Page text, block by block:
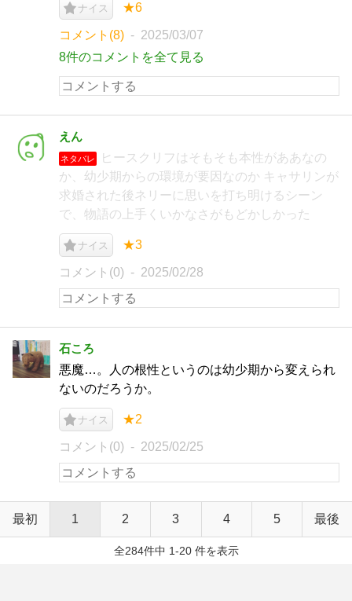
ナイス ★6
コメント(8)
2025/03/07
8件のコメントを全て見る
えん
ネタバレ
ヒースクリフはそもそも本性がああなの
か、幼少期からの環境が要因なのか キャサリンが
求婚された後ネリーに思いを打ち明けるシーン
で、物語の上手くいかなさがもどかしかった
ナイス ★3
コメント(0) 2025/02/28
石ころ
悪魔…。人の根性というのは幼少期から変えられ
ないのだろうか。
ナイス ★2
コメント(0) 2025/02/25
最初 1 2 3 4 5 最後
全284件中 1-20 件を表示